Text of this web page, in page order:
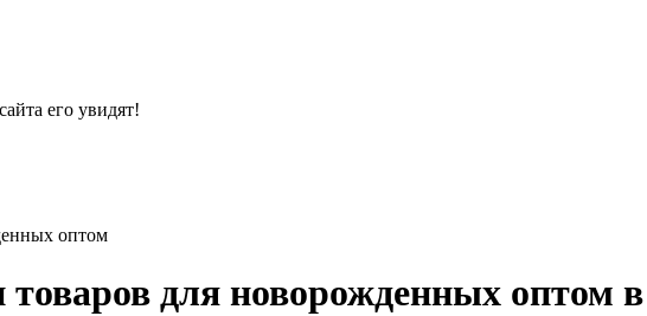
его увидят!
оптом
для новорожденных оптом